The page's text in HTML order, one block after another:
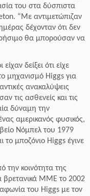
του στα δύσπιστα
“Με αντιμετώπιζαν
δέχονταν ότι δεν
θα μπορούσαν να
δείξει ότι είχε
μηχανισμό Higgs για
ανακαλύψεις
τις ασθενείς και τις
δύναμη την
αμερικανός φυσικός,
Νόμπελ του 1979
το μποζόνιο Higgs έγινε
την κοινότητα της
βρετανικά ΜΜΕ το 2002
του Higgs με τον